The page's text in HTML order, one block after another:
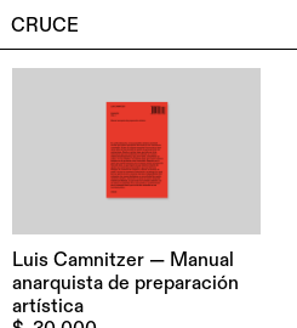
CRUCE
Luis Camnitzer — Manual
anarquista de preparación
artística